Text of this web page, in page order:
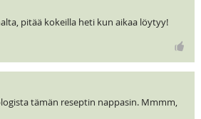
pitää kokeilla heti kun aikaa löytyy!
tämän reseptin nappasin. Mmmm,